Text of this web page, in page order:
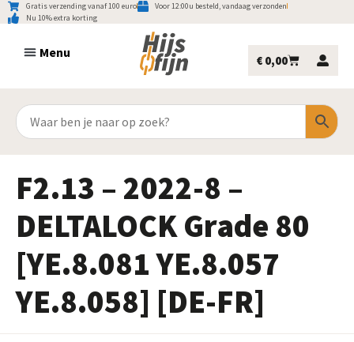
Gratis verzending vanaf 100 euro
Voor 12:00u besteld, vandaag verzonden
Nu 10% extra korting
€ 0,00
F2.13 – 2022-8 –
DELTALOCK Grade 80
[YE.8.081 YE.8.057
YE.8.058] [DE-FR]